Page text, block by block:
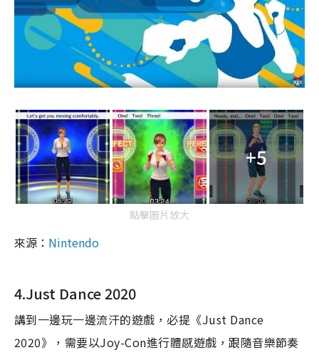
+5
點擊圖片放大
來源： Nintendo
4.Just Dance 2020
講到一邊玩一邊流汗的遊戲，必提《Just Dance
2020》，需要以Joy-Con進行體感遊戲，跟隨音樂節奏